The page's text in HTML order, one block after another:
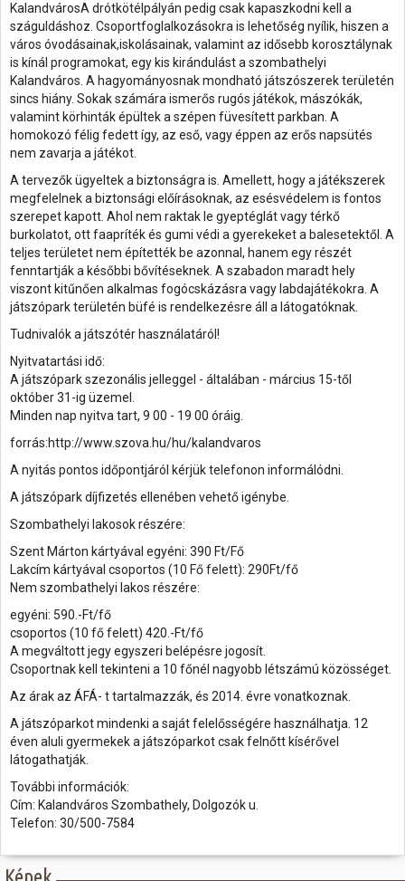
KalandvárosA drótkötélpályán pedig csak kapaszkodni kell a
száguldáshoz. Csoportfoglalkozásokra is lehetőség nyílik, hiszen a
város óvodásainak,iskolásainak, valamint az idősebb korosztálynak
is kínál programokat, egy kis kirándulást a szombathelyi
Kalandváros. A hagyományosnak mondható játszószerek területén
sincs hiány. Sokak számára ismerős rugós játékok, mászókák,
valamint körhinták épültek a szépen füvesített parkban. A
homokozó félig fedett így, az eső, vagy éppen az erős napsütés
nem zavarja a játékot.
A tervezők ügyeltek a biztonságra is. Amellett, hogy a játékszerek
megfelelnek a biztonsági előírásoknak, az esésvédelem is fontos
szerepet kapott. Ahol nem raktak le gyeptéglát vagy térkő
burkolatot, ott faapríték és gumi védi a gyerekeket a balesetektől. A
teljes területet nem építették be azonnal, hanem egy részét
fenntartják a későbbi bővítéseknek. A szabadon maradt hely
viszont kitűnően alkalmas fogócskázásra vagy labdajátékokra. A
játszópark területén büfé is rendelkezésre áll a látogatóknak.
Tudnivalók a játszótér használatáról!
Nyitvatartási idő:
A játszópark szezonális jelleggel - általában - március 15-től
október 31-ig üzemel.
Minden nap nyitva tart, 9 00 - 19 00 óráig.
forrás:http://www.szova.hu/hu/kalandvaros
A nyitás pontos időpontjáról kérjük telefonon informálódni.
A játszópark díjfizetés ellenében vehető igénybe.
Szombathelyi lakosok részére:
Szent Márton kártyával egyéni: 390 Ft/Fő
Lakcím kártyával csoportos (10 Fő felett): 290Ft/fő
Nem szombathelyi lakos részére:
egyéni: 590.-Ft/fő
csoportos (10 fő felett) 420.-Ft/fő
A megváltott jegy egyszeri belépésre jogosít.
Csoportnak kell tekinteni a 10 főnél nagyobb létszámú közösséget.
Az árak az ÁFÁ- t tartalmazzák, és 2014. évre vonatkoznak.
A játszóparkot mindenki a saját felelősségére használhatja. 12
éven aluli gyermekek a játszóparkot csak felnőtt kísérővel
látogathatják.
További információk:
Cím: Kalandváros Szombathely, Dolgozók u.
Telefon: 30/500-7584